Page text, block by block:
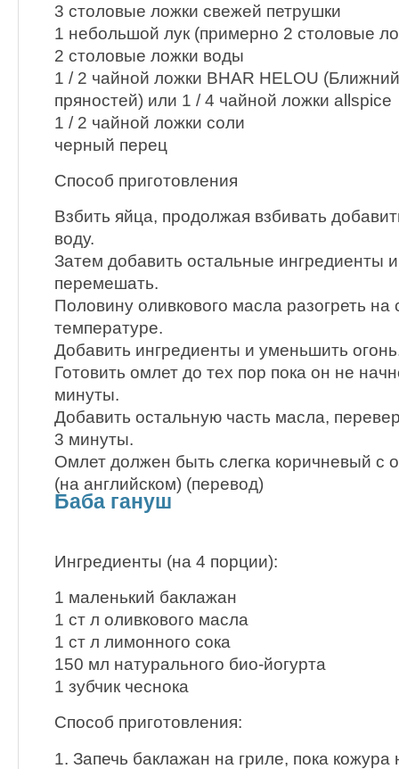
3 столовые ложки свежей петрушки
1 небольшой лук (примерно 2 столовые
2 столовые ложки воды
1 / 2 чайной ложки BHAR HELOU
пряностей) или 1 / 4 чайной ложки allspice
1 / 2 чайной ложки соли
черный перец
Способ приготовления
Взбить яйца, продолжая взбивать
воду.
Затем добавить остальные ингредиенты
перемешать.
Половину оливкового масла разогреть на
температуре.
Добавить ингредиенты и уменьшить
Готовить омлет до тех пор пока он не
минуты.
Добавить остальную часть масла,
3 минуты.
Омлет должен быть слегка коричневый с
(на английском) (перевод)
Баба гануш
Ингредиенты (на 4 порции):
1 маленький баклажан
1 ст л оливкового масла
1 ст л лимонного сока
150 мл натурального био-йогурта
1 зубчик чеснока
Способ приготовления:
1. Запечь баклажан на гриле, пока кожура